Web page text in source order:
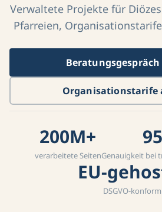
Verwaltete Projekte für
Pfarreien,
Organisationstarife
200M+
verarbeitete SeitenGenauigkeit bei
EU-
DSGVO-konform